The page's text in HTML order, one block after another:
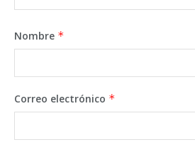
Nombre *
Correo electrónico *